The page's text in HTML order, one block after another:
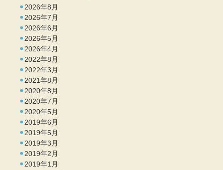
2026年8月
2026年7月
2026年6月
2026年5月
2026年4月
2022年8月
2022年3月
2021年8月
2020年8月
2020年7月
2020年5月
2019年6月
2019年5月
2019年3月
2019年2月
2019年1月